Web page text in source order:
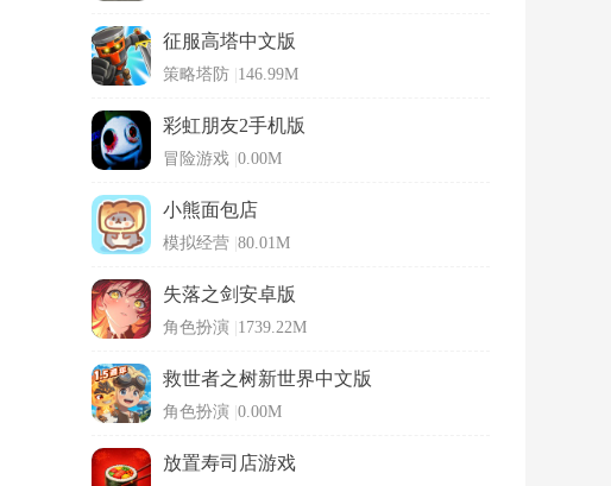
征服高塔中文版
策略塔防 146.99M
彩虹朋友2手机版
冒险游戏 0.00M
小熊面包店
模拟经营 80.01M
失落之剑安卓版
角色扮演 1739.22M
救世者之树新世界中文版
角色扮演 0.00M
放置寿司店游戏